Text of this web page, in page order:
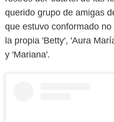
querido grupo de amigas
que estuvo conformado
la propia 'Betty', 'Aura
y 'Mariana'.